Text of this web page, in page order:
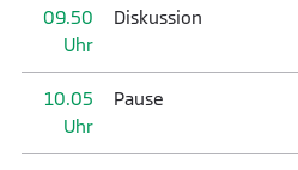
09.50
Uhr
Diskussion
10.05
Uhr
Pause